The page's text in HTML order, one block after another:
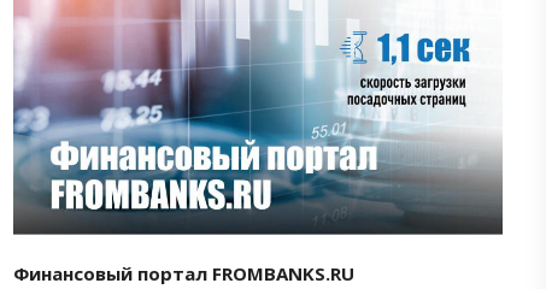
Смотреть проект
Финансовый портал FROMBANKS.RU